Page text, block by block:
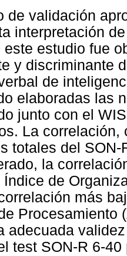
de validación
interpretación
este estudio fue
y discriminante
de
elaboradas las
junto con el
La
totales del
la
Índice de
más
Procesamiento (
adecuada
test SON-R 6-